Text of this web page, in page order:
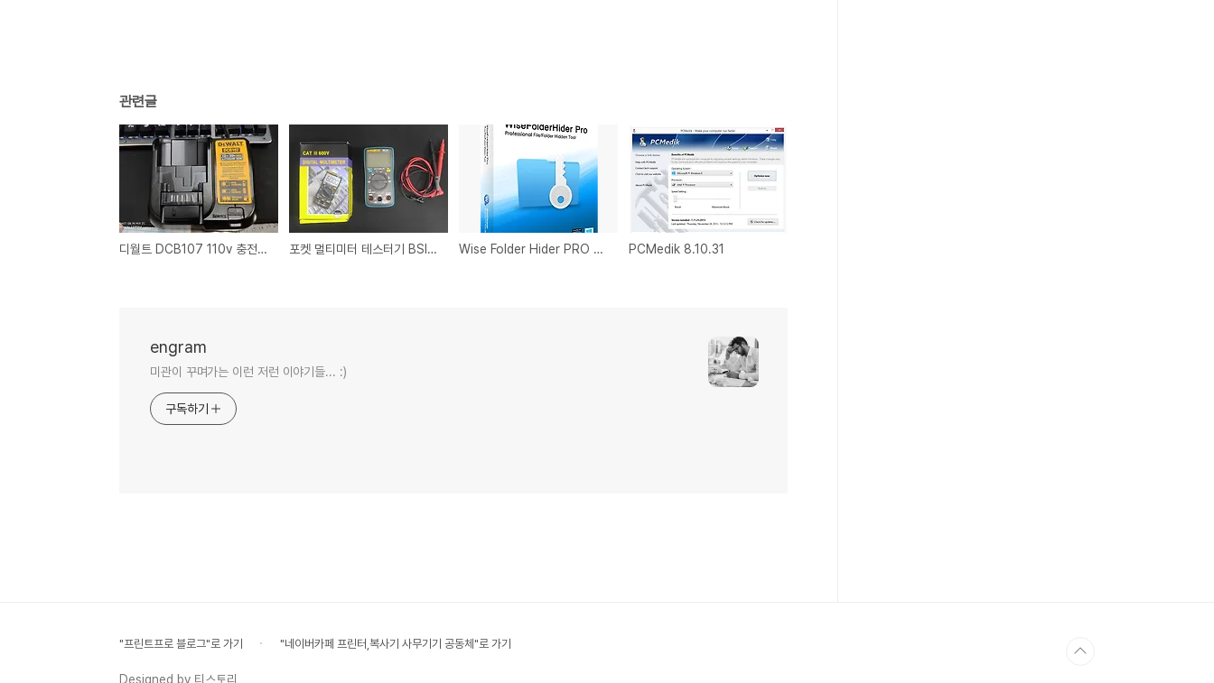
관련글
디월트 DCB107 110v 충전기를 220v 충전기로 개조해 보자 포켓 멀티미터 테스터기 BSIDE ZT101 Multimeter 6000 을 하나 구입했다 Wise Folder Hider PRO 3.41 PCMedik 8.10.31
engram
미관이 꾸며가는 이런 저런 이야기들... :)
구독하기
"프린트프로 블로그"로 가기 "네이버카페 프린터,복사기 사무기기 공동체"로 가기
Designed by 티스토리